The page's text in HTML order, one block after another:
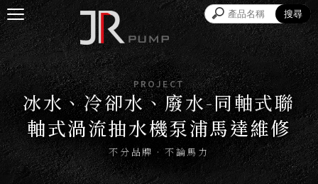
冰水、冷卻水、廢水-同軸式聯
軸式渦流抽水機泵浦馬達維修